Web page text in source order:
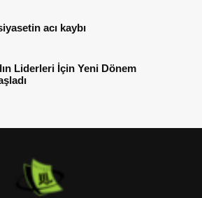
acı kaybı
Liderleri İçin Yeni Dönem